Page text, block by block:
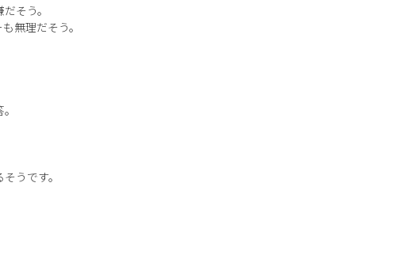
そう。
無理だそう。
うです。